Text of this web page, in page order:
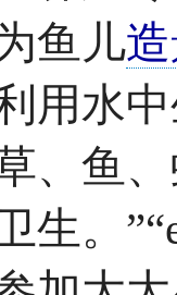
族造景做